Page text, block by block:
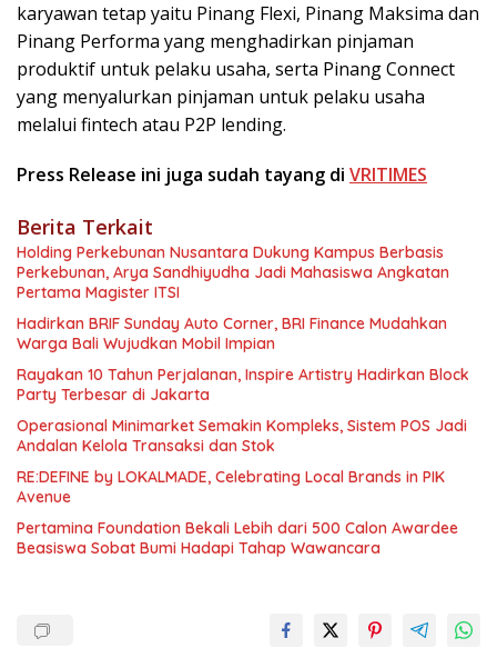
karyawan tetap yaitu Pinang Flexi, Pinang Maksima dan
Pinang Performa yang menghadirkan pinjaman
produktif untuk pelaku usaha, serta Pinang Connect
yang menyalurkan pinjaman untuk pelaku usaha
melalui fintech atau P2P lending.
Press Release ini juga sudah tayang di VRITIMES
Berita Terkait
Holding Perkebunan Nusantara Dukung Kampus Berbasis
Perkebunan, Arya Sandhiyudha Jadi Mahasiswa Angkatan
Pertama Magister ITSI
Hadirkan BRIF Sunday Auto Corner, BRI Finance Mudahkan
Warga Bali Wujudkan Mobil Impian
Rayakan 10 Tahun Perjalanan, Inspire Artistry Hadirkan Block
Party Terbesar di Jakarta
Operasional Minimarket Semakin Kompleks, Sistem POS Jadi
Andalan Kelola Transaksi dan Stok
RE:DEFINE by LOKALMADE, Celebrating Local Brands in PIK
Avenue
Pertamina Foundation Bekali Lebih dari 500 Calon Awardee
Beasiswa Sobat Bumi Hadapi Tahap Wawancara